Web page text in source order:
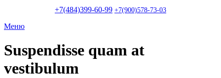
+7(484)399-60-99 +7(900)578-73-03
Меню
Suspendisse quam at
vestibulum